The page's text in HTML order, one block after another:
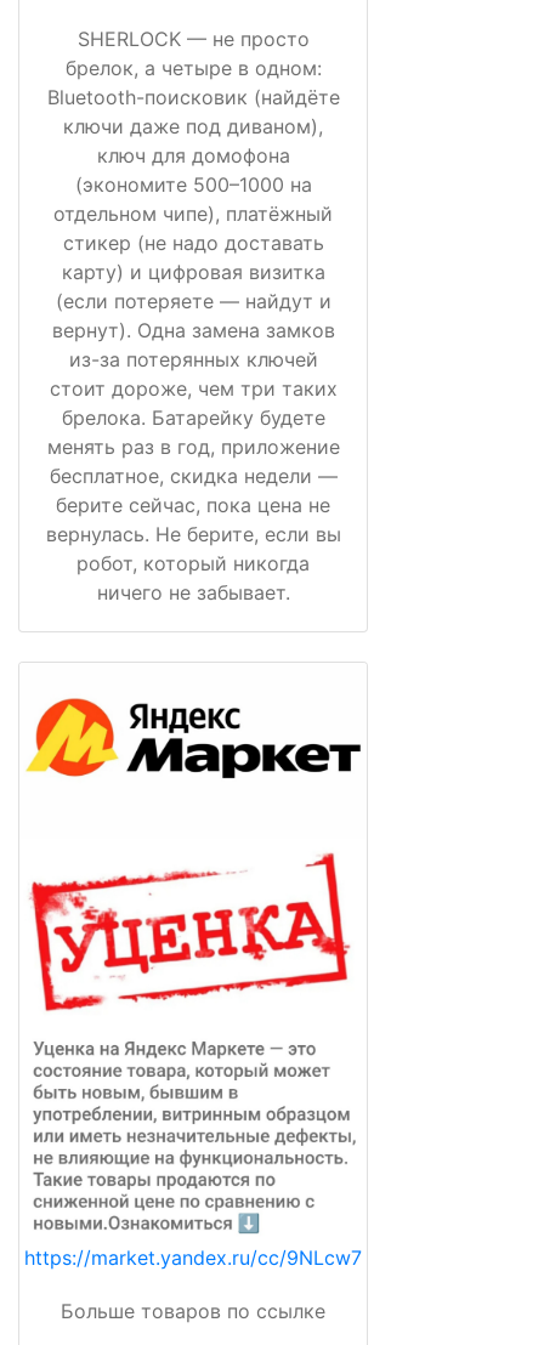
SHERLOCK — не просто
брелок, а четыре в одном:
Bluetooth-поисковик (найдёте
ключи даже под диваном),
ключ для домофона
(экономите 500–1000 на
отдельном чипе), платёжный
стикер (не надо доставать
карту) и цифровая визитка
(если потеряете — найдут и
вернут). Одна замена замков
из-за потерянных ключей
стоит дороже, чем три таких
брелока. Батарейку будете
менять раз в год, приложение
бесплатное, скидка недели —
берите сейчас, пока цена не
вернулась. Не берите, если вы
робот, который никогда
ничего не забывает.
https://market.yandex.ru/cc/9NLcw7
Больше товаров по ссылке